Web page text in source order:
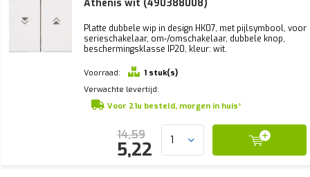
Athenis wit (490388008)
Platte dubbele wip in design HK07, met pijlsymbool, voor
serieschakelaar, om-/omschakelaar, dubbele knop,
beschermingsklasse IP20, kleur: wit.
Voorraad:
1 stuk(s)
Verwachte levertijd:
Voor 21u besteld, morgen in huis*
14,59
5,22